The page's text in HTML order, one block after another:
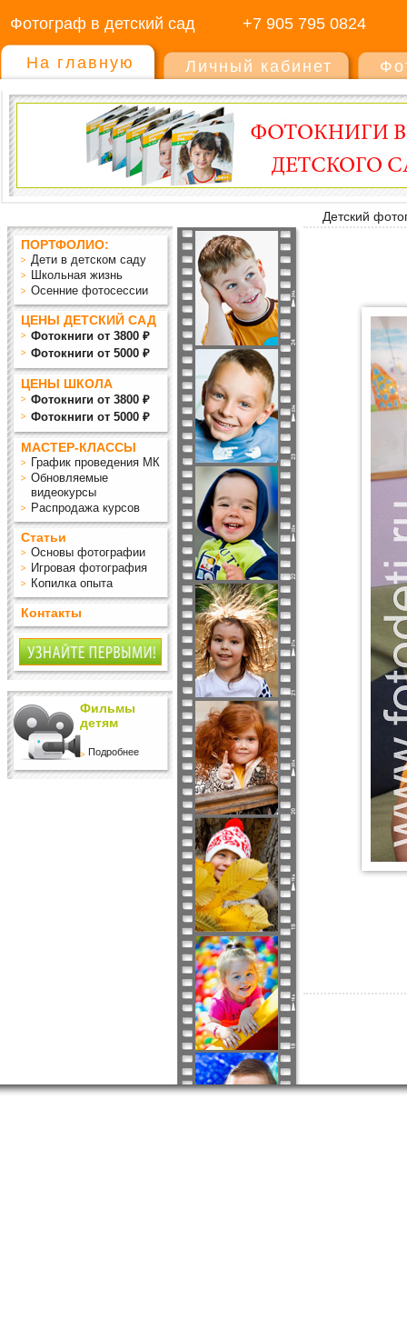
Фотограф в детский сад +7 905 795 0824
На главную Личный кабинет
Детский
ПОРТФОЛИО:
Дети в детском саду
Школьная жизнь
Осенние фотосессии
ЦЕНЫ ДЕТСКИЙ САД
Фотокниги от 3800 ₽
Фотокниги от 5000 ₽
ЦЕНЫ ШКОЛА
Фотокниги от 3800 ₽
Фотокниги от 5000 ₽
МАСТЕР-КЛАССЫ
График проведения МК
Обновляемые
видеокурсы
Распродажа курсов
Статьи
Основы фотографии
Игровая фотография
Копилка опыта
Контакты
Фильмы
детям
Подробнее